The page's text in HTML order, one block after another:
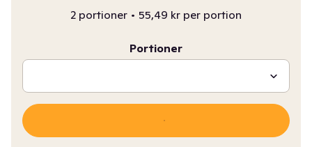
2 portioner • 55,49 kr per portion
Portioner